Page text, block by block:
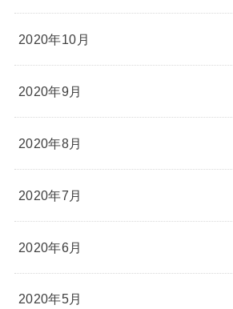
2020年10月
2020年9月
2020年8月
2020年7月
2020年6月
2020年5月